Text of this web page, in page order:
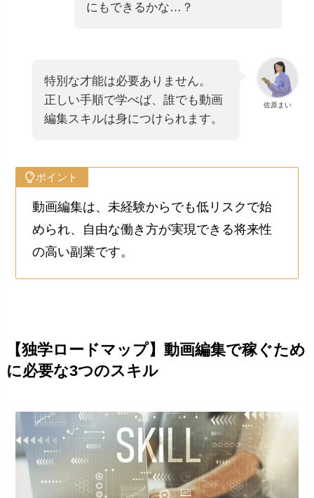
にもできるかな…？
佐原まい
特別な才能は必要ありません。
正しい手順で学べば、誰でも動画
編集スキルは身につけられます。
ポイント
動画編集は、未経験からでも低リスクで始
められ、自由な働き方が実現できる将来性
の高い副業です。
【独学ロードマップ】動画編集で稼ぐため
に必要な3つのスキル